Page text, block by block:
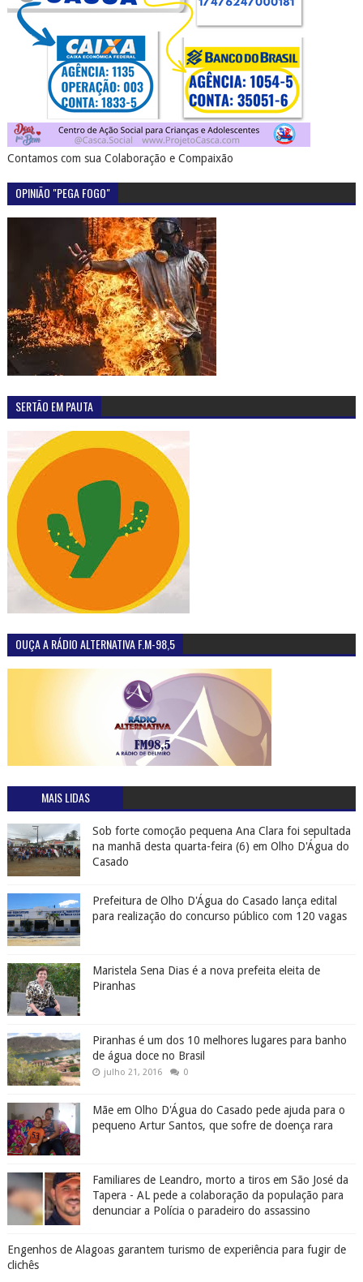
Contamos com sua Colaboração e Compaixão
OPINIÃO "PEGA FOGO"
SERTÃO EM PAUTA
OUÇA A RÁDIO ALTERNATIVA F.M-98,5
MAIS LIDAS
Sob forte comoção pequena Ana Clara foi sepultada
na manhã desta quarta-feira (6) em Olho D'Água do
Casado
Prefeitura de Olho D'Água do Casado lança edital
para realização do concurso público com 120 vagas
Maristela Sena Dias é a nova prefeita eleita de
Piranhas
Piranhas é um dos 10 melhores lugares para banho
de água doce no Brasil
julho 21, 2016 0
Mãe em Olho D'Água do Casado pede ajuda para o
pequeno Artur Santos, que sofre de doença rara
Familiares de Leandro, morto a tiros em São José da
Tapera - AL pede a colaboração da população para
denunciar a Polícia o paradeiro do assassino
Engenhos de Alagoas garantem turismo de experiência para fugir de
clichês